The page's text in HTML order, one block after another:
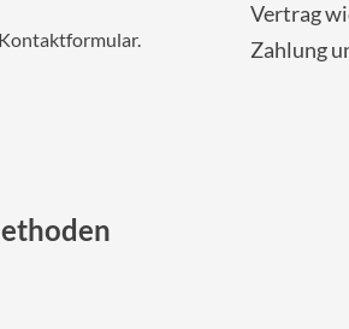
Kontaktformular.
Vertrag
Zahlung